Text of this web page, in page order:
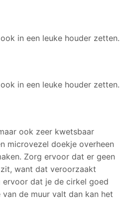
in een leuke houder zetten.
in een leuke houder zetten.
ook zeer kwetsbaar
microvezel doekje overheen
Zorg ervoor dat er geen
want dat veroorzaakt
ervoor dat je de cirkel goed
de muur valt dan kan het